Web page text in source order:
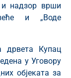
и надзор врши
и „Воде
дрвета Купац
у Уговору
објеката за